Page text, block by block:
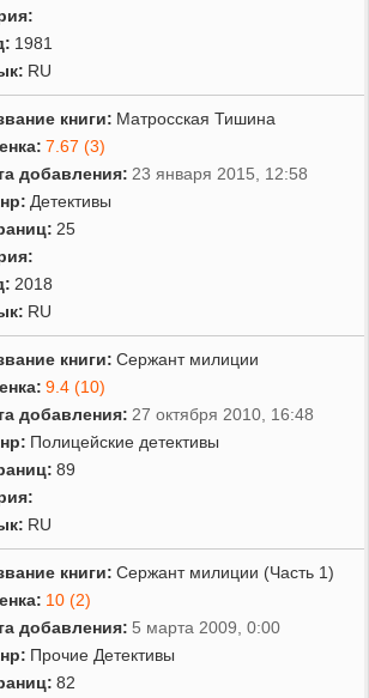
1981
RU
книги: Матросская Тишина
7.67 (3)
добавления: 23 января 2015, 12:58
Детективы
25
2018
RU
книги: Сержант милиции
9.4 (10)
добавления: 27 октября 2010, 16:48
Полицейские детективы
89
RU
книги: Сержант милиции (Часть 1)
10 (2)
добавления: 5 марта 2009, 0:00
Прочие Детективы
82